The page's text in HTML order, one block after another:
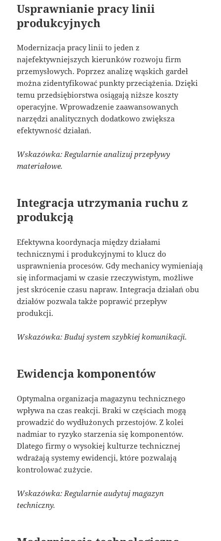
Usprawnianie pracy linii
produkcyjnych
Modernizacja pracy linii to jeden z
najefektywniejszych kierunków rozwoju firm
przemysłowych. Poprzez analizę wąskich gardeł
można zidentyfikować punkty przeciążenia. Dzięki
temu przedsiębiorstwa osiągają niższe koszty
operacyjne. Wprowadzenie zaawansowanych
narzędzi analitycznych dodatkowo zwiększa
efektywność działań.
Wskazówka: Regularnie analizuj przepływy
materiałowe.
Integracja utrzymania ruchu z
produkcją
Efektywna koordynacja między działami
technicznymi i produkcyjnymi to klucz do
usprawnienia procesów. Gdy mechanicy wymieniają
się informacjami w czasie rzeczywistym, możliwe
jest skrócenie czasu napraw. Integracja działań obu
działów pozwala także poprawić przepływ
produkcji.
Wskazówka: Buduj system szybkiej komunikacji.
Ewidencja komponentów
Optymalna organizacja magazynu technicznego
wpływa na czas reakcji. Braki w częściach mogą
prowadzić do wydłużonych przestojów. Z kolei
nadmiar to ryzyko starzenia się komponentów.
Dlatego firmy o wysokiej kulturze technicznej
wdrażają systemy ewidencji, które pozwalają
kontrolować zużycie.
Wskazówka: Regularnie audytuj magazyn
techniczny.